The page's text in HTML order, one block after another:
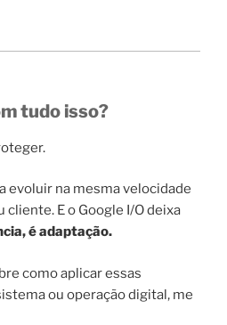
tudo isso?
evoluir na mesma velocidade
E o Google I/O deixa
é adaptação.
como aplicar essas
ou operação digital, me